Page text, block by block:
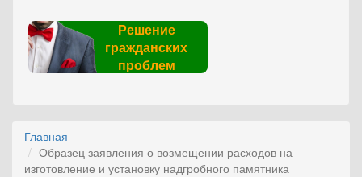
Решение
гражданских
проблем
Главная
Образец заявления о возмещении расходов на
изготовление и установку надгробного памятника